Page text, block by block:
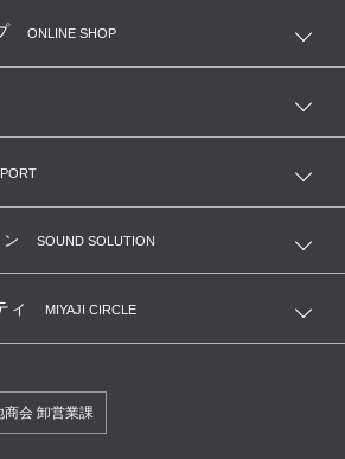
ONLINE SHOP
SOUND SOLUTION
ィ MIYAJI CIRCLE
会 卸営業課